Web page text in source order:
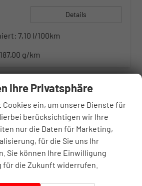
Details
7,10 l/100km
187,00 g/km
Ihre Privatsphäre
Cookies ein, um unsere Dienste für
berücksichtigen wir Ihre
nur die Daten für Marketing,
für die Sie uns Ihr
Sie können Ihre Einwilligung
die Zukunft widerrufen.